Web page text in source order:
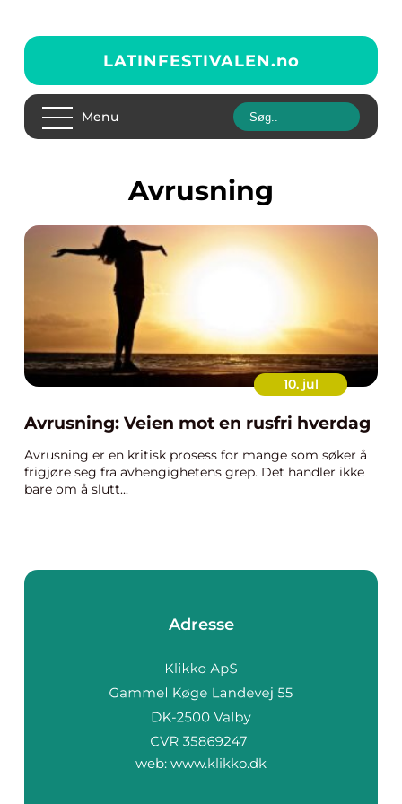
LATINFESTIVALEN.no
Menu
avrusning
10. jul
Avrusning: Veien mot en rusfri hverdag
Avrusning er en kritisk prosess for mange som søker å
frigjøre seg fra avhengighetens grep. Det handler ikke
bare om å slutt...
Adresse
web: www.klikko.dk